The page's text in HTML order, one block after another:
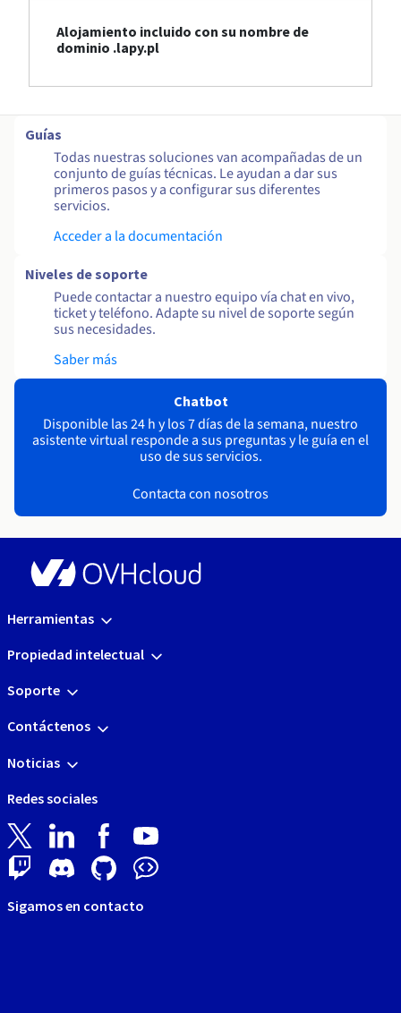
Alojamiento incluido con su nombre de
dominio .lapy.pl
Guías
Todas nuestras soluciones van acompañadas de un
conjunto de guías técnicas. Le ayudan a dar sus
primeros pasos y a configurar sus diferentes
servicios.
Acceder a la documentación
Niveles de soporte
Puede contactar a nuestro equipo vía chat en vivo,
ticket y teléfono. Adapte su nivel de soporte según
sus necesidades.
Saber más
Chatbot
Disponible las 24 h y los 7 días de la semana, nuestro
asistente virtual responde a sus preguntas y le guía en el
uso de sus servicios.
Contacta con nosotros
Herramientas
Propiedad intelectual
Soporte
Contáctenos
Noticias
Redes sociales
Sigamos en contacto